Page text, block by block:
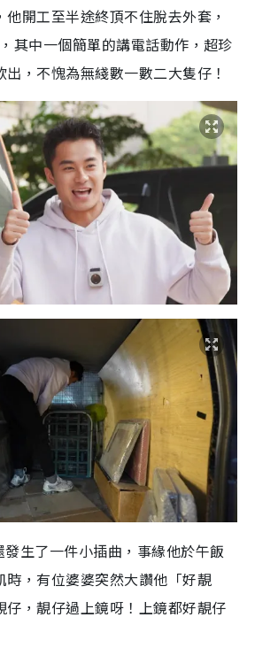
開工至半途終頂不住脫去外套，
其中一個簡單的講電話動作，超珍
，不愧為無綫數一數二大隻仔！
生了一件小插曲，事緣他於午飯
時，有位婆婆突然大讚他「好靚
仔，靚仔過上鏡呀！上鏡都好靚仔